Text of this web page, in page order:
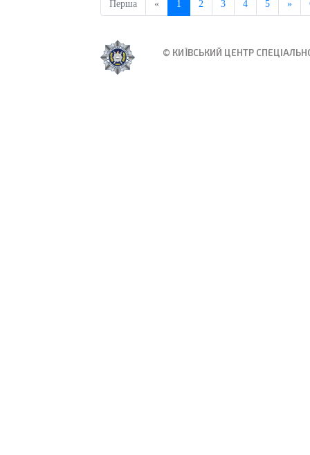
Перша « 1 2 3 4 5 »
© КИЇВСЬКИЙ ЦЕНТР